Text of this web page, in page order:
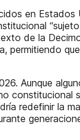
en
de la
permitiendo
Aunque
redefinir la